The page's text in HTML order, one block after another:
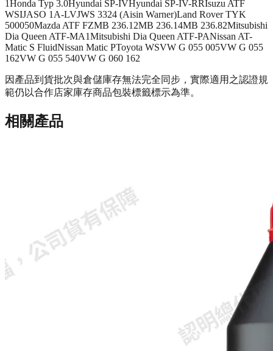
1 Honda Typ 3.0Hyundai SP-IVHyundai SP-IV-RRIsuzu ATF
WSIJASO 1A-LVJWS 3324 (Aisin Warner)Land Rover TYK
500050Mazda ATF FZMB 236.12MB 236.14MB 236.82Mitsubishi
Dia Queen ATF-MA1Mitsubishi Dia Queen ATF-PANissan AT-
Matic S FluidNissan Matic PToyota WSVW G 055 005VW G 055
162VW G 055 540VW G 060 162
因產品到貨批次與倉儲庫存無法完全同步，實際適用之認證規
範仍以合作店家庫存商品包裝標籤標示為準。
相關產品